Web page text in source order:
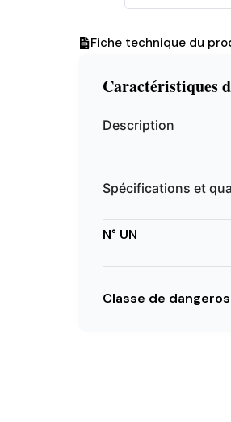
Fiche technique du
Caractéristiques
Description
Spécifications et
N° UN
Classe de